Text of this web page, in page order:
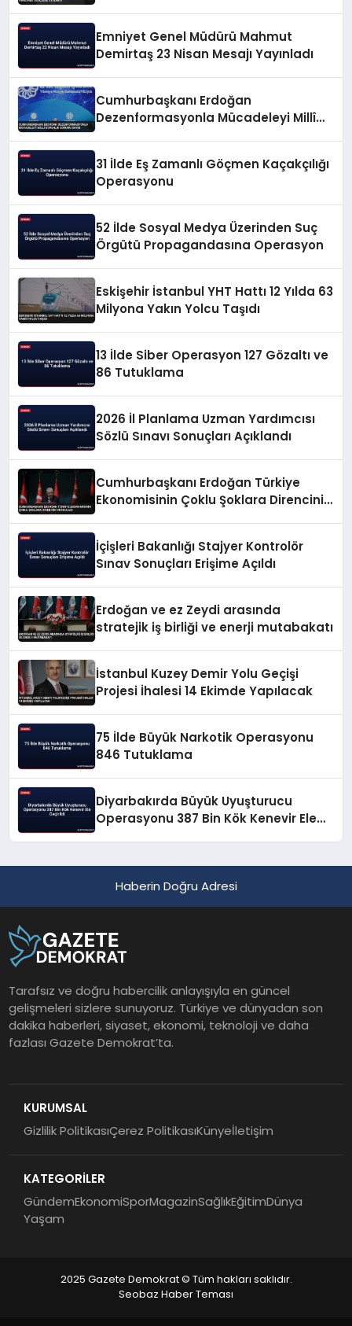
Emniyet Genel Müdürü Mahmut
Demirtaş 23 Nisan Mesajı Yayınladı
Cumhurbaşkanı Erdoğan
Dezenformasyonla Mücadeleyi Millî
31 İlde Eş Zamanlı Göçmen Kaçakçılığı
Operasyonu
52 İlde Sosyal Medya Üzerinden Suç
Örgütü Propagandasına Operasyon
Eskişehir İstanbul YHT Hattı 12 Yılda 63
Milyona Yakın Yolcu Taşıdı
13 İlde Siber Operasyon 127 Gözaltı ve
86 Tutuklama
2026 İl Planlama Uzman Yardımcısı
Sözlü Sınavı Sonuçları Açıklandı
Cumhurbaşkanı Erdoğan Türkiye
Ekonomisinin Çoklu Şoklara Direncini
İçişleri Bakanlığı Stajyer Kontrolör
Sınav Sonuçları Erişime Açıldı
Erdoğan ve ez Zeydi arasında
stratejik iş birliği ve enerji mutabakatı
İstanbul Kuzey Demir Yolu Geçişi
Projesi İhalesi 14 Ekimde Yapılacak
75 İlde Büyük Narkotik Operasyonu
846 Tutuklama
Diyarbakırda Büyük Uyuşturucu
Operasyonu 387 Bin Kök Kenevir Ele
Haberin Doğru Adresi
Tarafsız ve doğru habercilik anlayışıyla en güncel
gelişmeleri sizlere sunuyoruz. Türkiye ve dünyadan son
dakika haberleri, siyaset, ekonomi, teknoloji ve daha
fazlası Gazete Demokrat’ta.
KURUMSAL
Gizlilik PolitikasıÇerez PolitikasıKünyeİletişim
KATEGORİLER
GündemEkonomiSporMagazinSağlıkEğitimDünya
Yaşam
2025 Gazete Demokrat © Tüm hakları saklıdır.
Seobaz Haber Teması